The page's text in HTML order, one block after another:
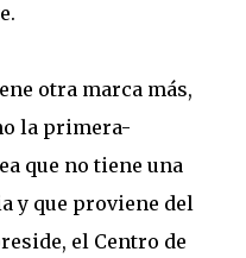
otra marca más,
la primera-
que no tiene una
y que proviene del
el Centro de